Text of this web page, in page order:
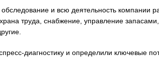
и всю деятельность компании
труда, снабжение, управление
диагностику и определили ключевые